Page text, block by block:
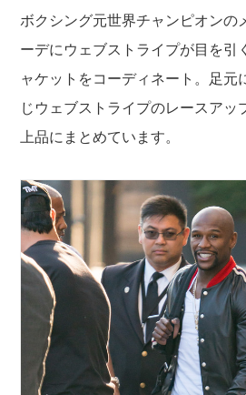
ボクシング元世界チャンピオンの
ーデにウェブストライプが目を引
ャケットをコーディネート。足元
じウェブストライプのレースアッ
上品にまとめています。